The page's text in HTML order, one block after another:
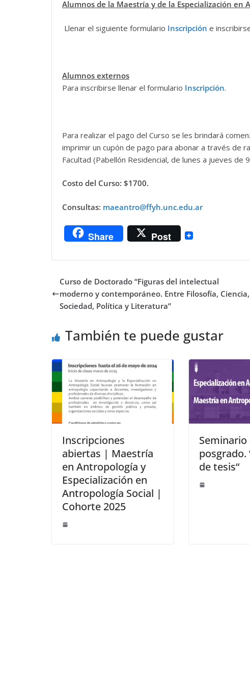
Alumnos de la Maestría y de la Especialización en
Llenar el siguiente formulario Inscripción e
Alumnos externos
Para inscribirse llenar el formulario Inscripción.
Para realizar el pago del Curso se les brindará
imprimir un cupón de pago para abonar a través de
Facultad (Pabellón Residencial, de lunes a jueves de
Costo del Curso: $1700.
Consultas: maeantro@ffyh.unc.edu.ar
Share Post
Curso de Doctorado “Figuras del intelectual
moderno y contemporáneo. Entre Filosofía, Ciencia,
Sociedad, Política y Literatura”
También te puede gustar
Inscripciones
abiertas | Maestría
en Antropología y
Especialización en
Antropología Social |
Cohorte 2025
Seminario
posgrado.
de tesis“